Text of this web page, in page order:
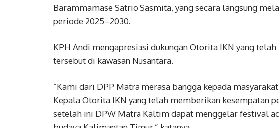
Barammamase Satrio Sasmita, yang secara langsung
periode 2025–2030.
KPH Andi mengapresiasi dukungan Otorita IKN yang
tersebut di kawasan Nusantara.
“Kami dari DPP Matra merasa bangga kepada
Kepala Otorita IKN yang telah memberikan kesempatan
setelah ini DPW Matra Kaltim dapat menggelar festival